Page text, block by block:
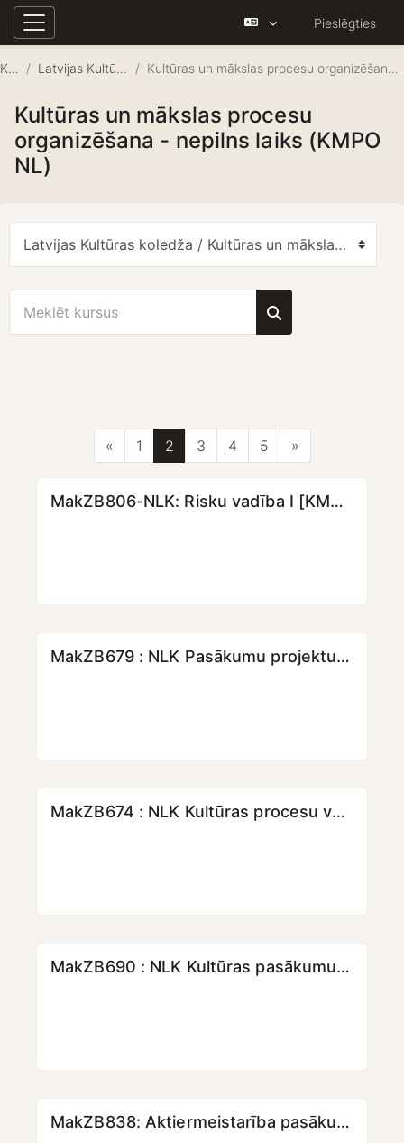
Sānu panelis
Pieslēgties
Kursi Latvijas Kultūras koledža Kultūras un mākslas procesu organizēšana - nepilns laiks (KMPO NL)
Kultūras un mākslas procesu
organizēšana - nepilns laiks (KMPO
NL)
Kursu kategorijas
Meklēt kursus
« Iepriekšējā lapa
1 Lapa 1
2Lapa 2
3Lapa 3
4Lapa 4
5Lapa 5
»Nākamā lapa
MakZB806-NLK: Risku vadība I [KMPO] [LKK]
MakZB679 : NLK Pasākumu projektu īstenošana II (radošās darbnīcas) [KMPO] [LKK]
MakZB674 : NLK Kultūras procesu vadības pamati II [KMPO] [LKK]
MakZB690 : NLK Kultūras pasākumu producēšana II [KMPO] [LKK]
MakZB838: Aktiermeistarība pasākumos [KMPO] [LKK]